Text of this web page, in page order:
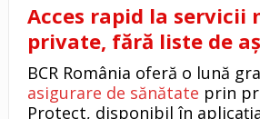
Acces rapid la servicii
private, fără liste de
BCR România oferă o lună
asigurare de sănătate prin
Protect, disponibil în